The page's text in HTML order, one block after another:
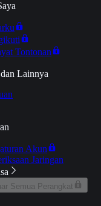
Tontonan
Lainnya
Akun
Jaringan
Semua Perangkat